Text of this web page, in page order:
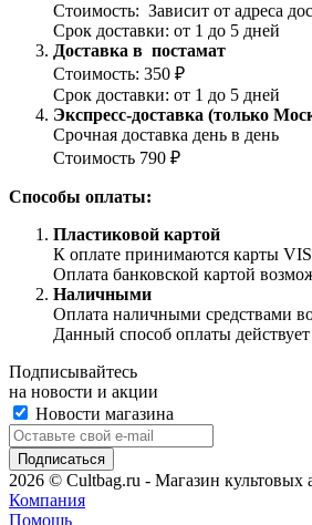
Стоимость: Зависит от адреса
Срок доставки: от 1 до 5 дней
Доставка в постамат
Стоимость: 350 ₽
Срок доставки: от 1 до 5 дней
Экспресс-доставка (только
Срочная доставка день в день
Стоимость 790 ₽
Способы оплаты:
Пластиковой картой
К оплате принимаются карты
Оплата банковской картой
Наличными
Оплата наличными средствами
Данный способ оплаты
Подписывайтесь
на новости и акции
Новости магазина
2026 © Cultbag.ru - Магазин культовых
Компания
Помощь